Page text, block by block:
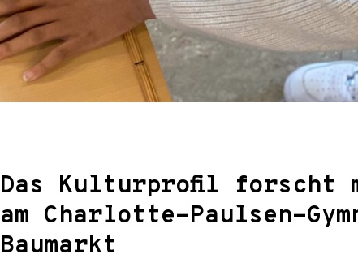
Das Kulturprofil forscht
am Charlotte-Paulsen-
Baumarkt